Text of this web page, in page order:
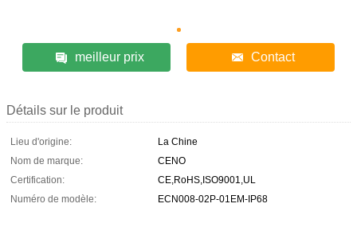
meilleur prix Contact
Détails sur le produit
Lieu d'origine:
La Chine
Nom de marque:
CENO
Certification:
CE,RoHS,ISO9001,UL
Numéro de modèle:
ECN008-02P-01EM-IP68